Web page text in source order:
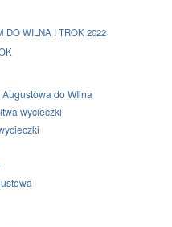
DO WILNA I TROK 2022
do WIlna
wycieczki